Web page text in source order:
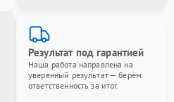
Результат под гарантией
Наша работа направлена на
уверенный результат — берём
ответственность за итог.